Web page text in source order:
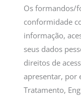
Os formandos/
conformidade
informação,
seus dados
direitos de
apresentar, por
Tratamento,